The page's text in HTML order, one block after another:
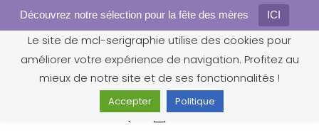
Découvrez notre sélection pour la fête des mères ICI
0
Gestion des cookies
Le site de mcl-serigraphie utilise des cookies pour
améliorer votre expérience de navigation. Profitez au
mieux de notre site et de ses fonctionnalités !
Accepter Politique